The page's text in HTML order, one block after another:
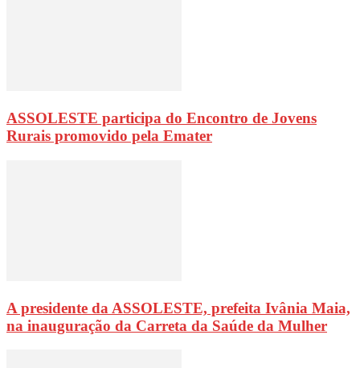
ASSOLESTE participa do Encontro de Jovens
Rurais promovido pela Emater
A presidente da ASSOLESTE, prefeita Ivânia Maia,
na inauguração da Carreta da Saúde da Mulher